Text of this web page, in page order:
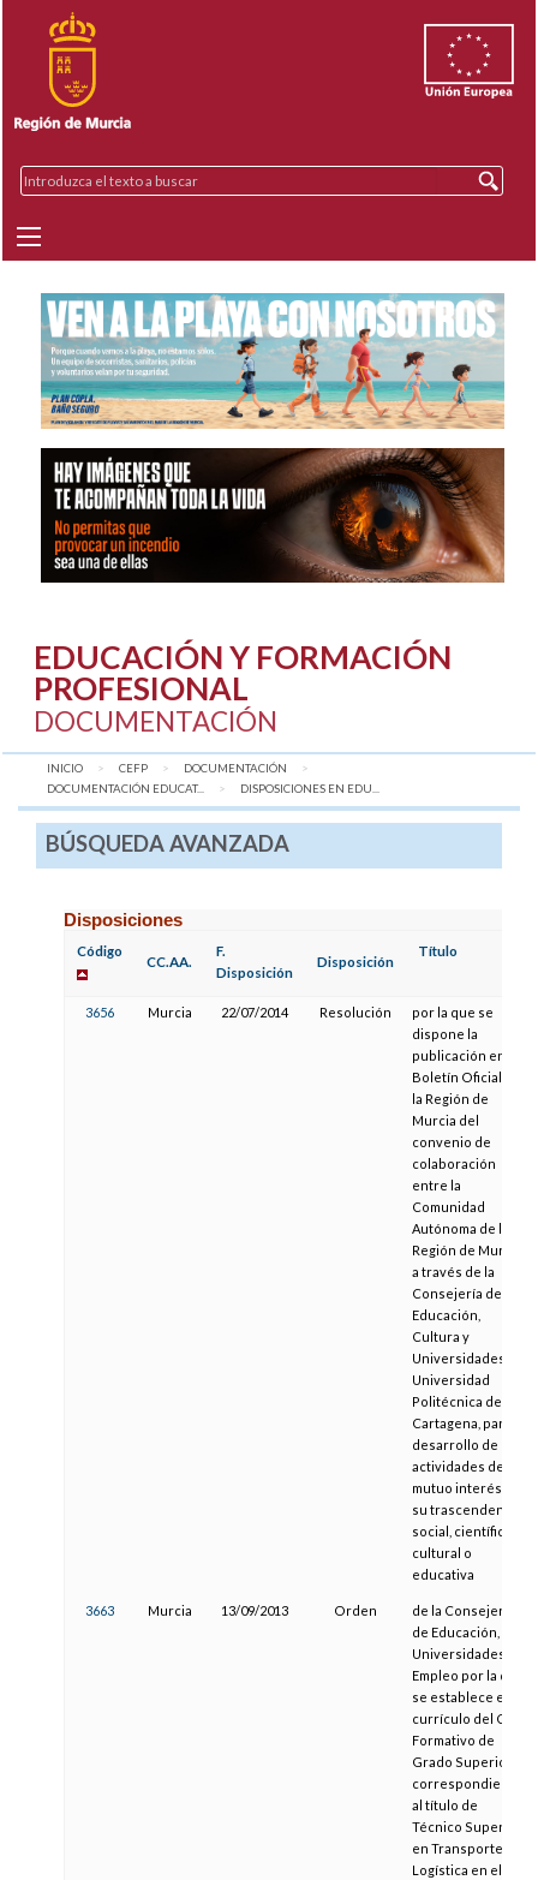
EDUCACIÓN Y FORMACIÓN
PROFESIONAL
DOCUMENTACIÓN
INICIO CEFP
DOCUMENTACIÓN
DOCUMENTACIÓN EDUCAT...
AQUÍ:
DISPOSICIONES EN EDU...
BÚSQUEDA AVANZADA
Disposiciones
Código
CC.AA.
F.
Disposición
Disposición
Título
3656 Murcia 22/07/2014 Resolución
por la que se
dispone la
publicación en el
Boletín Oficial de
la Región de
Murcia del
convenio de
colaboración
entre la
Comunidad
Autónoma de la
Región de Murcia,
a través de la
Consejería de
Educación,
Cultura y
Universidades y la
Universidad
Politécnica de
Cartagena, para el
desarrollo de
actividades de
mutuo interés por
su trascendencia
social, científica,
cultural o
educativa
3663 Murcia 13/09/2013 Orden
de la Consejería
de Educación,
Universidades y
Empleo por la que
se establece el
currículo del Ciclo
Formativo de
Grado Superior
correspondiente
al título de
Técnico Superior
en Transporte y
Logística en el